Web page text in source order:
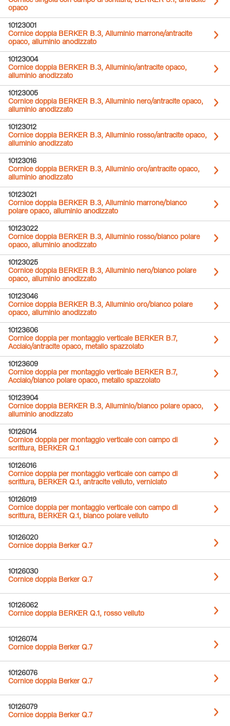
opaco
10123001
Cornice doppia BERKER B.3, Alluminio marrone/antracite
opaco, alluminio anodizzato
10123004
Cornice doppia BERKER B.3, Alluminio/antracite opaco,
alluminio anodizzato
10123005
Cornice doppia BERKER B.3, Alluminio nero/antracite opaco,
alluminio anodizzato
10123012
Cornice doppia BERKER B.3, Alluminio rosso/antracite opaco,
alluminio anodizzato
10123016
Cornice doppia BERKER B.3, Alluminio oro/antracite opaco,
alluminio anodizzato
10123021
Cornice doppia BERKER B.3, Alluminio marrone/bianco
polare opaco, alluminio anodizzato
10123022
Cornice doppia BERKER B.3, Alluminio rosso/bianco polare
opaco, alluminio anodizzato
10123025
Cornice doppia BERKER B.3, Alluminio nero/bianco polare
opaco, alluminio anodizzato
10123046
Cornice doppia BERKER B.3, Alluminio oro/bianco polare
opaco, alluminio anodizzato
10123606
Cornice doppia per montaggio verticale BERKER B.7,
Acciaio/antracite opaco, metallo spazzolato
10123609
Cornice doppia per montaggio verticale BERKER B.7,
Acciaio/bianco polare opaco, metallo spazzolato
10123904
Cornice doppia BERKER B.3, Alluminio/bianco polare opaco,
alluminio anodizzato
10126014
Cornice doppia per montaggio verticale con campo di
scrittura, BERKER Q.1
10126016
Cornice doppia per montaggio verticale con campo di
scrittura, BERKER Q.1, antracite velluto, verniciato
10126019
Cornice doppia per montaggio verticale con campo di
scrittura, BERKER Q.1, bianco polare velluto
10126020
Cornice doppia Berker Q.7
10126030
Cornice doppia Berker Q.7
10126062
Cornice doppia BERKER Q.1, rosso velluto
10126074
Cornice doppia Berker Q.7
10126076
Cornice doppia Berker Q.7
10126079
Cornice doppia Berker Q.7